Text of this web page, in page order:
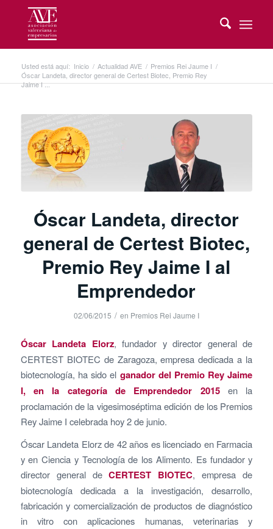
Usted está aquí: Inicio / Actualidad AVE / Premios Rei Jaume I /
Óscar Landeta, director general de Certest Biotec, Premio Rey
Jaime I ...
Óscar Landeta, director
general de Certest Biotec,
Premio Rey Jaime I al
Emprendedor
02/06/2015 / en Premios Rei Jaume I
Óscar Landeta Elorz, fundador y director general de
CERTEST BIOTEC de Zaragoza, empresa dedicada a la
biotecnología, ha sido el ganador del Premio Rey Jaime
I, en la categoría de Emprendedor 2015en la
proclamación de la vigesimoséptima edición de los Premios
Rey Jaime I celebrada hoy 2 de junio.
Óscar Landeta Elorz de 42 años es licenciado en Farmacia
y en Ciencia y Tecnología de los Alimento. Es fundador y
director general deCERTEST BIOTEC, empresa de
biotecnología dedicada a la investigación, desarrollo,
fabricación y comercialización de productos de diagnóstico
in vitro con aplicaciones humanas, veterinarias y